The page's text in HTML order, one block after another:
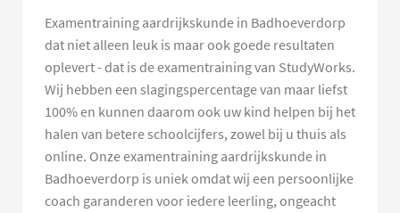
Examentraining aardrijkskunde in Badhoeverdorp
dat niet alleen leuk is maar ook goede resultaten
oplevert - dat is de examentraining van StudyWorks.
Wij hebben een slagingspercentage van maar liefst
100% en kunnen daarom ook uw kind helpen bij het
halen van betere schoolcijfers, zowel bij u thuis als
online. Onze examentraining aardrijkskunde in
Badhoeverdorp is uniek omdat wij een persoonlijke
coach garanderen voor iedere leerling, ongeacht